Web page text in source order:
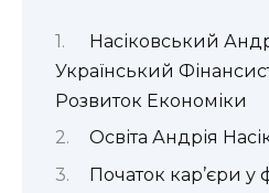
Насіковський
Український
Розвиток Економіки
Освіта Андрія
Початок кар’єри у